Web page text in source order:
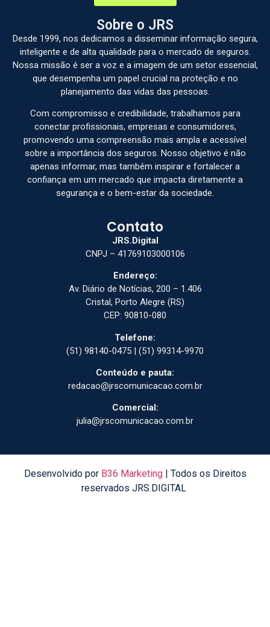
Sobre o JRS
Desde 1999, nos dedicamos a disseminar informação segura,
inteligente e de alta qualidade para o mercado de seguros.
Nossa missão é ser a voz e a imagem de um setor essencial,
que desempenha um papel crucial na proteção e no
planejamento das vidas das pessoas.
Com compromisso e credibilidade, trabalhamos para
conectar profissionais, empresas e consumidores,
promovendo uma compreensão mais ampla e acessível
sobre a importância dos seguros. Nosso objetivo é não
apenas informar, mas também inspirar e fortalecer a
confiança em um mercado que impacta diretamente a
segurança e o bem-estar da sociedade.
Contato
JRS.Digital
CNPJ – 41769103000106
Endereço:
Av. Diário de Notícias, 200 – 1.406
Cristal, Porto Alegre (RS)
CEP: 90810-080
Telefone:
(51) 98140-0475 | (51) 99314-9970
Conteúdo e pauta:
redacao@jrscomunicacao.com.br
Comercial:
julia@jrscomunicacao.com.br
Desenvolvido por B36 Marketing| Todos os Direitos
reservados JRS.DIGITAL